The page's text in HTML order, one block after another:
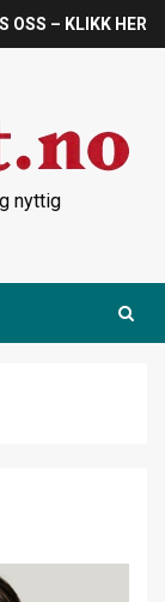
OSS – KLIKK HER
nyttig